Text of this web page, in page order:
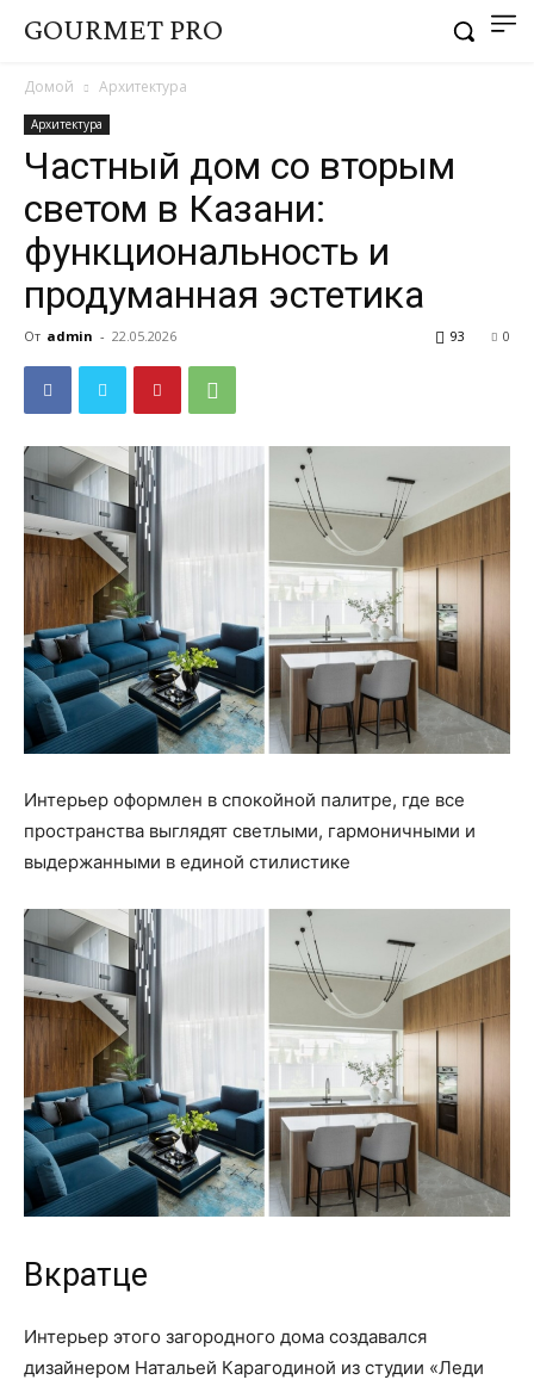
GOURMET PRO
Домой Архитектура
Архитектура
Частный дом со вторым
светом в Казани:
функциональность и
продуманная эстетика
От admin - 22.05.2026 0
93
Интерьер оформлен в спокойной палитре, где все
пространства выглядят светлыми, гармоничными и
выдержанными в единой стилистике
Вкратце
Интерьер этого загородного дома создавался
дизайнером Натальей Карагодиной из студии «Леди